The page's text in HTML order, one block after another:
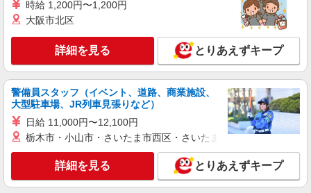
株式会社シエロ
【softbank】
月給210016円〜250844円（経験・能力によ
る） ◆昇給年1回、賞与年2回 ◆退職金制度◆社
員会◆従業員割引◆確定拠出年金制度◆誕生日ギ
フト制度◆懇親会（会社負担）◆ベネフィットス
テーション（外部福利厚生サービス）◆自社の健
康保険組合（低保険料率、無料予防接種、各種保
健活動） ※残業代支給 ★交通費全額支給 ゜
+゜・。○。・゜+゜・。○。・゜+゜ 入社祝い金10
万円支給(規定有) お友達を紹介頂くと, インセンテ
ィブ支給(規定有) ゜・。○。・゜+゜・。○。・゜
+゜
愛知県名古屋市港区
キープ 詳細を見る
紹介予定派遣
株式会社シエロ
人気機種に詳しくなれる携帯販売【docomo】
時給 1,200円〜1,200円
大阪市北区
詳細を見る とりあえずキープ
警備員スタッフ（イベント、道路、商業施設、
大型駐車場、JR列車見張りなど）
日給 11,000円〜12,100円
栃木市・小山市・さいたま市西区・さいたま市岩槻区・久喜市・
詳細を見る とりあえずキープ